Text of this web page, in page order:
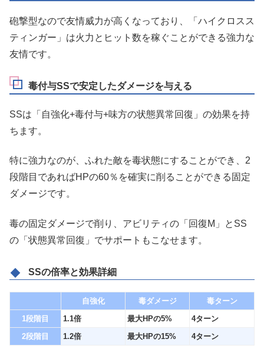
砲撃型なので友情威力が高くなっており、「ハイクロスス
ティンガー」は火力とヒット数を稼ぐことができる強力な
友情です。
毒付与SSで安定したダメージを与える
SSは「自強化+毒付与+味方の状態異常回復」の効果を持
ちます。
特に強力なのが、ふれた敵を毒状態にすることができ、2
段階目であればHPの60％を確実に削ることができる固定
ダメージです。
毒の固定ダメージで削り、アビリティの「回復M」とSS
の「状態異常回復」でサポートもこなせます。
SSの倍率と効果詳細
自強化 毒ダメージ
毒ターン
1段階目
1.1倍 最大HPの5%
4ターン
2段階目
1.2倍 最大HPの15% 4ターン